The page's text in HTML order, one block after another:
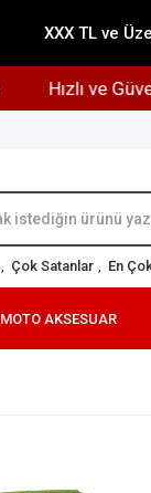
XXX TL ve
Hızlı ve
, Çok Satanlar , En
MOTO AKSESUAR